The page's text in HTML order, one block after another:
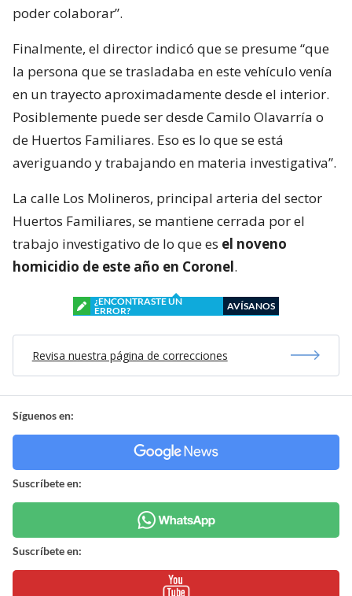
poder colaborar”.
Finalmente, el director indicó que se presume “que
la persona que se trasladaba en este vehículo venía
en un trayecto aproximadamente desde el interior.
Posiblemente puede ser desde Camilo Olavarría o
de Huertos Familiares. Eso es lo que se está
averiguando y trabajando en materia investigativa”.
La calle Los Molineros, principal arteria del sector
Huertos Familiares, se mantiene cerrada por el
trabajo investigativo de lo que es el noveno
homicidio de este año en Coronel.
¿ENCONTRASTE UN
ERROR?
AVÍSANOS
Revisa nuestra página de correcciones
Síguenos en:
Suscríbete en:
Suscríbete en: